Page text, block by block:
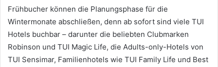
Frühbucher können die Planungsphase für die
Wintermonate abschließen, denn ab sofort sind viele TUI
Hotels buchbar – darunter die beliebten Clubmarken
Robinson und TUI Magic Life, die Adults-only-Hotels von
TUI Sensimar, Familienhotels wie TUI Family Life und Best